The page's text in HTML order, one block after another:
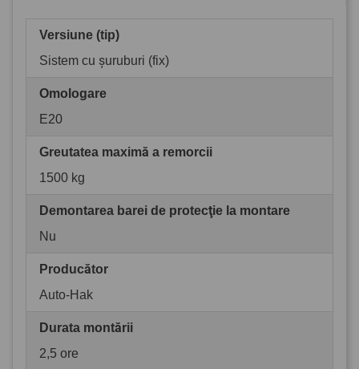
Versiune (tip)
Sistem cu șuruburi (fix)
Omologare
E20
Greutatea maximă a remorcii
1500 kg
Demontarea barei de protecţie la montare
Nu
Producător
Auto-Hak
Durata montării
2,5 ore